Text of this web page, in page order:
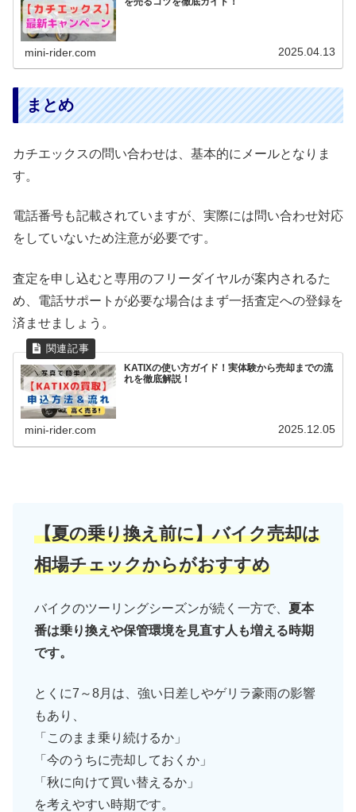
mini-rider.com 2025.04.13
まとめ
カチエックスの問い合わせは、基本的にメールとなりま
す。
電話番号も記載されていますが、実際には問い合わせ対応
をしていないため注意が必要です。
査定を申し込むと専用のフリーダイヤルが案内されるた
め、電話サポートが必要な場合はまず一括査定への登録を
済ませましょう。
KATIXの使い方ガイド！実体験から売却までの流
れを徹底解説！
mini-rider.com 2025.12.05
【夏の乗り換え前に】バイク売却は
相場チェックからがおすすめ
バイクのツーリングシーズンが続く一方で、 夏本
番は乗り換えや保管環境を見直す人も増える時期
です。
とくに7～8月は、強い日差しやゲリラ豪雨の影響
もあり、
「このまま乗り続けるか」
「今のうちに売却しておくか」
「秋に向けて買い替えるか」
を考えやすい時期です。